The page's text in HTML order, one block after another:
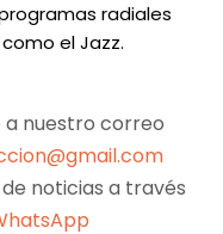
radiales
el Jazz.
nuestro correo
noticias a través